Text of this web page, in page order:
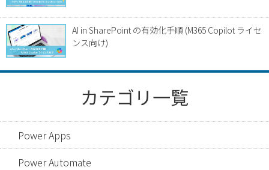
AI in SharePoint の有効化手順 (M365 Copilot ライセ
ンス向け)
カテゴリ一覧
Power Apps
Power Automate